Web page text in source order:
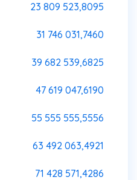
23 809 523,8095
31 746 031,7460
39 682 539,6825
47 619 047,6190
55 555 555,5556
63 492 063,4921
71 428 571,4286